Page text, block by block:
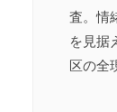
査。情
を見据
区の全